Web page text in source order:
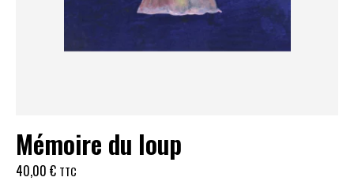
Mémoire du loup
40,00 € TTC